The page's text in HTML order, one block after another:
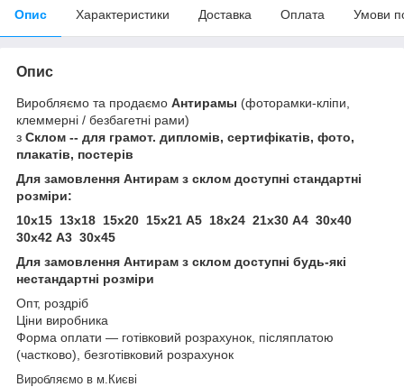
Опис Характеристики Доставка Оплата Умови
Опис
Виробляємо та продаємо Антирамы (фоторамки-кліпи,
клеммерні / безбагетні рами)
з Склом -- для грамот. дипломів, сертифікатів, фото,
плакатів, постерів
Для замовлення Антирам з склом доступні стандартні
розміри:
10х15 13х18 15х20 15х21 А5 18х24 21х30 А4 30х40
30х42 А3 30х45
Для замовлення Антирам з склом доступні будь-які
нестандартні розміри
Опт, роздріб
Ціни виробника
Форма оплати ― готівковий розрахунок, післяплатою
(частково), безготівковий розрахунок
Виробляємо в м.Києві